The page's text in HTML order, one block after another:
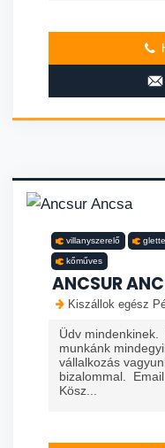
villanyszerelő
kőműves
ANCSUR
Kiszállok egész
Üdv
munkánk
vállalkozás
bizalommal.
Kösz...